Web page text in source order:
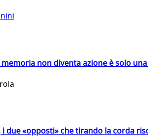
memoria non diventa azione è solo
i due «opposti» che tirando la corda